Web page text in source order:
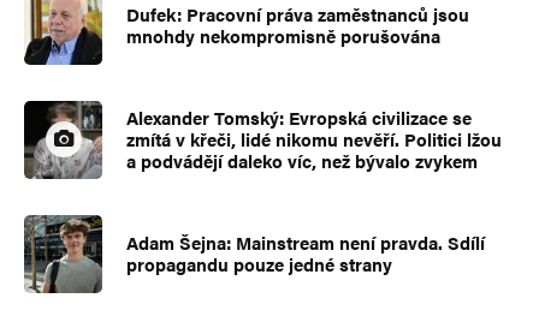
Dufek: Pracovní práva zaměstnanců jsou
mnohdy nekompromisně porušována
Alexander Tomský: Evropská civilizace se
zmítá v křeči, lidé nikomu nevěří. Politici lžou
a podvádějí daleko víc, než bývalo zvykem
Adam Šejna: Mainstream není pravda. Sdílí
propagandu pouze jedné strany